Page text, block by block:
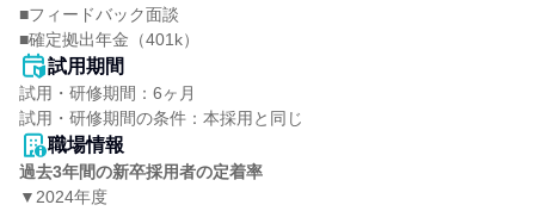
■フィードバック面談
■確定拠出年金（401k）
試用期間
試用・研修期間：6ヶ月
職場情報
過去3年間の新卒採用者の定着率
▼2024年度